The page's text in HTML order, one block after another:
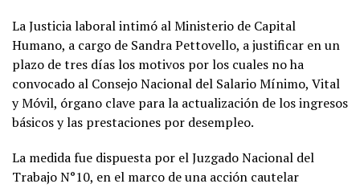
La Justicia laboral intimó al Ministerio de Capital
Humano, a cargo de Sandra Pettovello, a justificar en un
plazo de tres días los motivos por los cuales no ha
convocado al Consejo Nacional del Salario Mínimo, Vital
y Móvil, órgano clave para la actualización de los ingresos
básicos y las prestaciones por desempleo.
La medida fue dispuesta por el Juzgado Nacional del
Trabajo N°10, en el marco de una acción cautelar